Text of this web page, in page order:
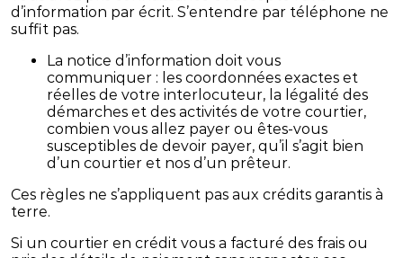
d’information par écrit. S’entendre par téléphone ne
suffit pas.
La notice d’information doit vous
communiquer : les coordonnées exactes et
réelles de votre interlocuteur, la légalité des
démarches et des activités de votre courtier,
combien vous allez payer ou êtes-vous
susceptibles de devoir payer, qu’il s’agit bien
d’un courtier et nos d’un prêteur.
Ces règles ne s’appliquent pas aux crédits garantis à
terre.
Si un courtier en crédit vous a facturé des frais ou